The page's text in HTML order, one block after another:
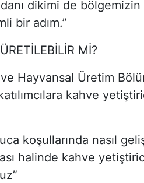
dikimi de bölgemizin
bir adım.”
Mİ?
Hayvansal Üretim
kahve
koşullarında nasıl
halinde kahve